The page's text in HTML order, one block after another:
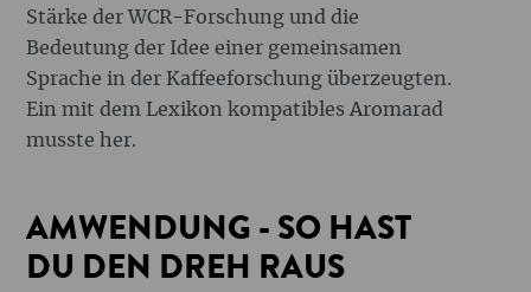
Stärke der WCR-Forschung und die
Bedeutung der Idee einer gemeinsamen
Sprache in der Kaffeeforschung überzeugten.
Ein mit dem Lexikon kompatibles Aromarad
musste her.
AMWENDUNG - SO HAST
DU DEN DREH RAUS